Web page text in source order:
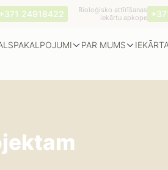
+371 24918422
Bioloģisko attīrīšanas
iekārtu apkope
PAKALPOJUMI PAR MUMS